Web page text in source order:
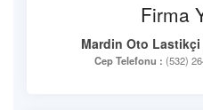
Firma
Mardin Oto Lastikçi
Cep Telefonu : (532)